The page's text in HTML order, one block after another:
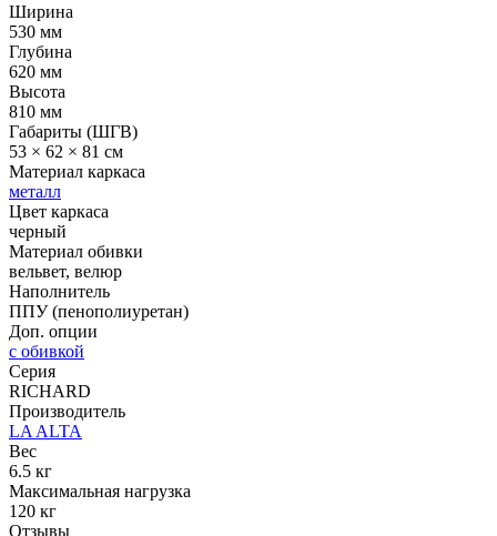
Ширина
530 мм
Глубина
620 мм
Высота
810 мм
Габариты (ШГВ)
53 × 62 × 81 см
Материал каркаса
металл
Цвет каркаса
черный
Материал обивки
вельвет, велюр
Наполнитель
ППУ (пенополиуретан)
Доп. опции
с обивкой
Серия
RICHARD
Производитель
LA ALTA
Вес
6.5 кг
Максимальная нагрузка
120 кг
Отзывы